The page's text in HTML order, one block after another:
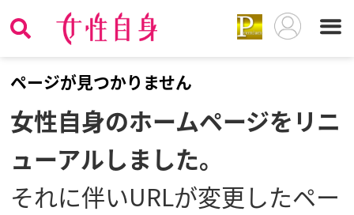
ページが見つかりません
女性自身のホームページをリニ
ューアルしました。
それに伴いURLが変更したペー